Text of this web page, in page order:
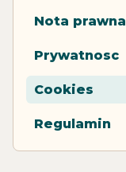
Nota prawna
Prywatnosc
Cookies
Regulamin